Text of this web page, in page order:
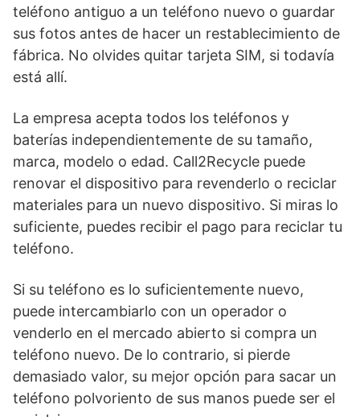
teléfono antiguo a un teléfono nuevo o guardar
sus fotos antes de hacer un restablecimiento de
fábrica. No olvides quitar tarjeta SIM, si todavía
está allí.
La empresa acepta todos los teléfonos y
baterías independientemente de su tamaño,
marca, modelo o edad. Call2Recycle puede
renovar el dispositivo para revenderlo o reciclar
materiales para un nuevo dispositivo. Si miras lo
suficiente, puedes recibir el pago para reciclar tu
teléfono.
Si su teléfono es lo suficientemente nuevo,
puede intercambiarlo con un operador o
venderlo en el mercado abierto si compra un
teléfono nuevo. De lo contrario, si pierde
demasiado valor, su mejor opción para sacar un
teléfono polvoriento de sus manos puede ser el